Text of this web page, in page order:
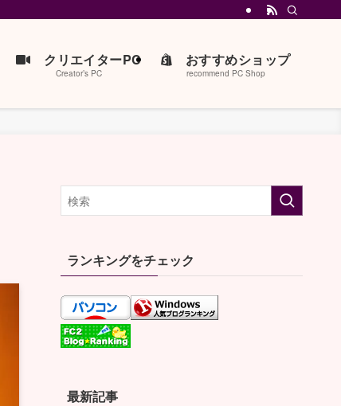
クリエイターPC
Creator’s PC
おすすめショップ
recommend PC Shop
ランキングをチェック
最新記事